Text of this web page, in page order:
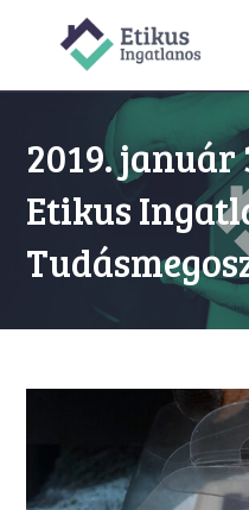
2019. január
Etikus